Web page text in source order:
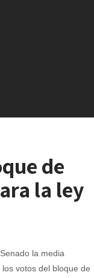
de
la ley
la media
votos del bloque de